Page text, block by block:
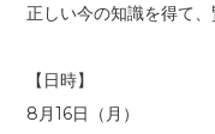
正しい今の知識を得て
【日時】
8月16日（月）